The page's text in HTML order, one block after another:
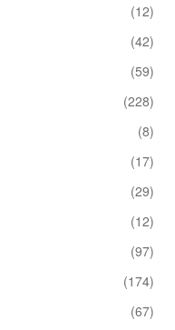
(12)
(42)
(59)
(228)
(8)
(17)
(29)
(12)
(97)
(174)
(67)